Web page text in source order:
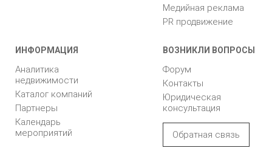
Медийная реклама
PR продвижение
ИНФОРМАЦИЯ
Аналитика
недвижимости
Каталог компаний
Партнеры
Календарь
мероприятий
ВОЗНИКЛИ ВОПРОСЫ
Форум
Контакты
Юридическая
консультация
Обратная связь